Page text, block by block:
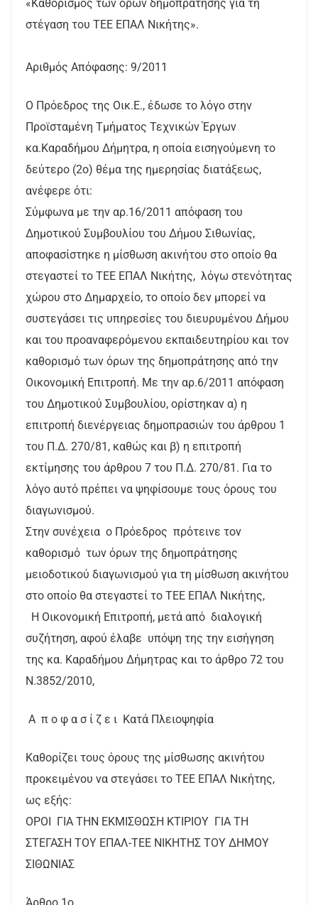
«Καθορισμός των όρων δημοπράτησης για τη
στέγαση του ΤΕΕ ΕΠΑΛ Νικήτης».
Αριθμός Απόφασης: 9/2011
Ο Πρόεδρος της Οικ.Ε., έδωσε το λόγο στην
Προϊσταμένη Τμήματος Τεχνικών Έργων
κα.Καραδήμου Δήμητρα, η οποία εισηγούμενη το
δεύτερο (2ο) θέμα της ημερησίας διατάξεως,
ανέφερε ότι:
Σύμφωνα με την αρ.16/2011 απόφαση του
Δημοτικού Συμβουλίου του Δήμου Σιθωνίας,
αποφασίστηκε η μίσθωση ακινήτου στο οποίο θα
στεγαστεί το ΤΕΕ ΕΠΑΛ Νικήτης, λόγω στενότητας
χώρου στο Δημαρχείο, το οποίο δεν μπορεί να
συστεγάσει τις υπηρεσίες του διευρυμένου Δήμου
και του προαναφερόμενου εκπαιδευτηρίου και τον
καθορισμό των όρων της δημοπράτησης από την
Οικονομική Επιτροπή. Με την αρ.6/2011 απόφαση
του Δημοτικού Συμβουλίου, ορίστηκαν α) η
επιτροπή διενέργειας δημοπρασιών του άρθρου 1
του Π.Δ. 270/81, καθώς και β) η επιτροπή
εκτίμησης του άρθρου 7 του Π.Δ. 270/81. Για το
λόγο αυτό πρέπει να ψηφίσουμε τους όρους του
διαγωνισμού.
Στην συνέχεια ο Πρόεδρος πρότεινε τον
καθορισμό των όρων της δημοπράτησης
μειοδοτικού διαγωνισμού για τη μίσθωση ακινήτου
στο οποίο θα στεγαστεί το ΤΕΕ ΕΠΑΛ Νικήτης,
Η Οικονομική Επιτροπή, μετά από διαλογική
συζήτηση, αφού έλαβε υπόψη της την εισήγηση
της κα. Καραδήμου Δήμητρας και το άρθρο 72 του
Ν.3852/2010,
Α π ο φ α σ ί ζ ε ι Κατά Πλειοψηφία
Καθορίζει τους όρους της μίσθωσης ακινήτου
προκειμένου να στεγάσει το ΤΕΕ ΕΠΑΛ Νικήτης,
ως εξής:
ΟΡΟΙ ΓΙΑ ΤΗΝ ΕΚΜΙΣΘΩΣΗ ΚΤΙΡΙΟΥ ΓΙΑ ΤΗ
ΣΤΕΓΑΣΗ ΤΟΥ ΕΠΑΛ-ΤΕΕ ΝΙΚΗΤΗΣ ΤΟΥ ΔΗΜΟΥ
ΣΙΘΩΝΙΑΣ